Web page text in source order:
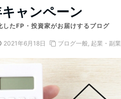
ャンペーン
したFP・投資家がお届けするブログ
2021年6月18日 ブログ一般, 起業・副業